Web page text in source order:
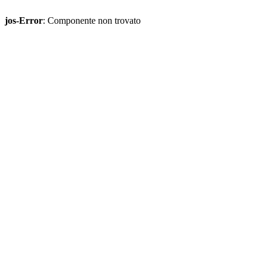
jos-Error: Componente non trovato